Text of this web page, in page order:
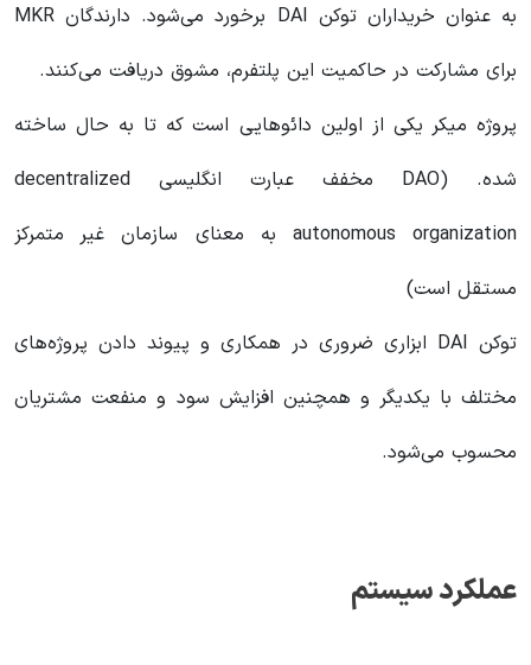
به عنوان خریداران توکن DAI برخورد می‌شود. دارندگان MKR
برای مشارکت در حاکمیت این پلتفرم، مشوق دریافت می‌کنند.
پروژه میکر یکی از اولین دائوهایی است که تا به حال ساخته
شده. (DAO مخفف عبارت انگلیسی decentralized
autonomous organization به معنای سازمان غیر متمرکز
مستقل است)
توکن DAI ابزاری ضروری در همکاری و پیوند دادن پروژه‌های
مختلف با یکدیگر و همچنین افزایش سود و منفعت مشتریان
محسوب می‌شود.
عملکرد سیستم